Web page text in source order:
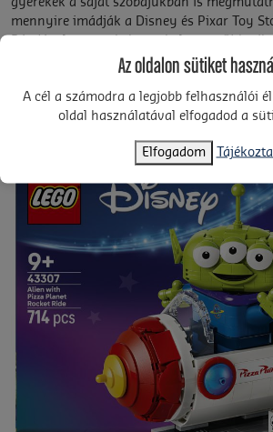
gyerekek a saját szobájukban is
mennyire imádják a Disney és Pixar Toy
készletüket: a LEGO® Builder appal
az építési folyamatot. A készlet 714
Az oldalon sütiket
A cél a számodra a legjobb felhasználói
oldal használatával elfogadod a
Elfogadom